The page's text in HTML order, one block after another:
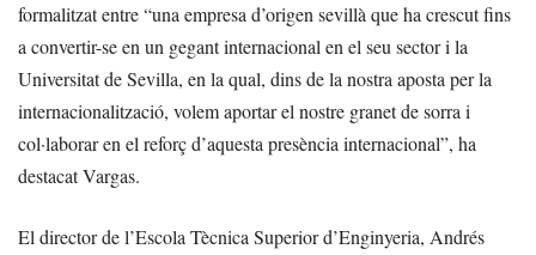
formalitzat entre “una empresa d’origen sevillà que ha crescut fins
a convertir-se en un gegant internacional en el seu sector i la
Universitat de Sevilla, en la qual, dins de la nostra aposta per la
internacionalització, volem aportar el nostre granet de sorra i
col·laborar en el reforç d’aquesta presència internacional”, ha
destacat Vargas.
El director de l’Escola Tècnica Superior d’Enginyeria, Andrés